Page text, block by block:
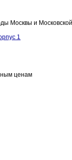
Москвы и Московской
1
ценам